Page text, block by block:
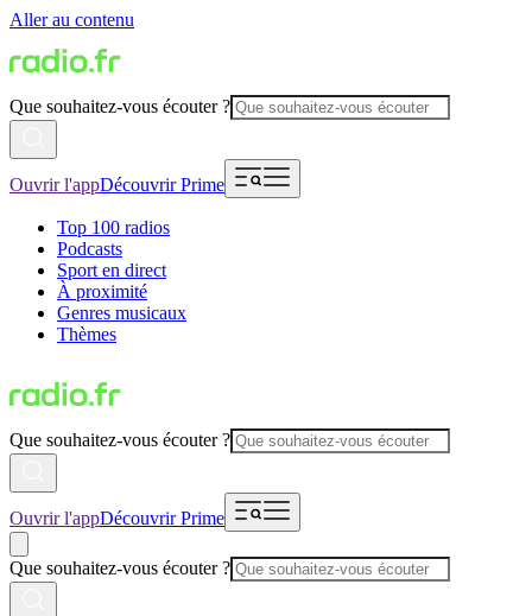
Aller au contenu
Que souhaitez-vous écouter ?
Ouvrir l'appDécouvrir Prime
Top 100 radios
Podcasts
Sport en direct
À proximité
Genres musicaux
Thèmes
Que souhaitez-vous écouter ?
Ouvrir l'appDécouvrir Prime
Que souhaitez-vous écouter ?